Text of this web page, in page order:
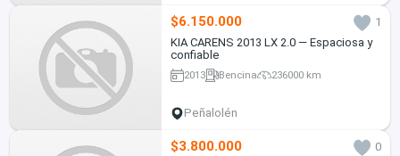
$6.150.000
1
KIA CARENS 2013 LX 2.0 — Espaciosa y
confiable
2013 Bencina 236000 km
Peñalolén
$3.800.000
0